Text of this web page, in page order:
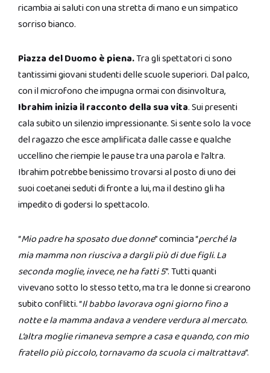
ricambia ai saluti con una stretta di mano e un simpatico
sorriso bianco.
Piazza del Duomo è piena.Tra gli spettatori ci sono
tantissimi giovani studenti delle scuole superiori. Dal palco,
con il microfono che impugna ormai con disinvoltura,
Ibrahim inizia il racconto della sua vita. Sui presenti
cala subito un silenzio impressionante. Si sente solo la voce
del ragazzo che esce amplificata dalle casse e qualche
uccellino che riempie le pause tra una parola e l’altra.
Ibrahim potrebbe benissimo trovarsi al posto di uno dei
suoi coetanei seduti di fronte a lui, ma il destino gli ha
impedito di godersi lo spettacolo.
“Mio padre ha sposato due donne” comincia “perché la
mia mamma non riusciva a dargli più di due figli. La
seconda moglie, invece, ne ha fatti 5”. Tutti quanti
vivevano sotto lo stesso tetto, ma tra le donne si crearono
subito conflitti. “Il babbo lavorava ogni giorno fino a
notte e la mamma andava a vendere verdura al mercato.
L’altra moglie rimaneva sempre a casa e quando, con mio
fratello più piccolo, tornavamo da scuola ci maltrattava”.